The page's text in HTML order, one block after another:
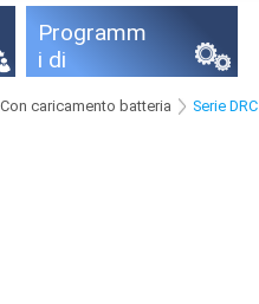
Programm
i di
one
caricamento batteria Serie DRC